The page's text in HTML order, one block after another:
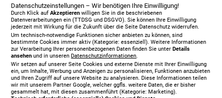
Infopaket
Über uns
Serviceangebot
Datenschutzeinstellungen – Wir benötigen Ihre Einwilligung!
Durch Klick aufAkzeptieren willigen Sie in die beschriebenen
Datenverarbeitungen ein (TTDSG und DSGVO). Sie können Ihre Einwilligung
jederzeit mit Wirkung für die Zukunft über die Seite Datenschutz widerrufen.
Um technisch-notwendige Funktionen sicher anbieten zu können, sind
bestimmte Cookies immer aktiv (Kategorie: essenziell). Weitere Informationen
zur Verarbeitung Ihrer personenbezogenen Daten finden Sie unterDetails
ansehen und in unserenDatenschutzinformationen.
Wir setzen auf unserer Seite Cookies und externe Dienste mit Ihrer Einwilligung
ein, um Inhalte, Werbung und Anzeigen zu personalisieren, Funktionen anzubieten
und Ihren Zugriff auf unsere Website zu analysieren. Diese Informationen teilen
wir mit unserem Partner Google, welcher ggfls. weitere Daten, die er bisher
gesammelt hat, mit diesen zusammenführt (Kategorie: Marketing).